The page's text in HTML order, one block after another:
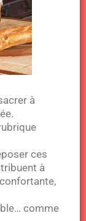
à
ces
à
comme